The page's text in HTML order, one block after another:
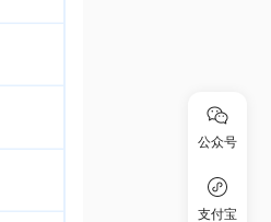
公众号
支付宝